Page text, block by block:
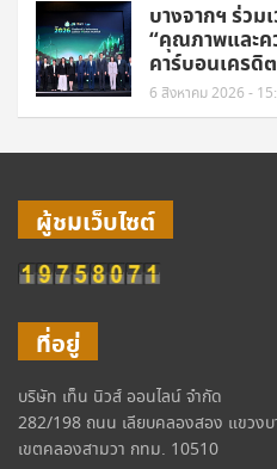
บางจากฯ ร่วม
“คุณภาพและค
คาร์บอนเครดิต
6 สิงหาคม 2026 -
ผู้ชมเว็บไซต์
ที่อยู่
บริษัท เท็น นิวส์ ออนไลน์ จำกัด
282/198 ถนน เลียบคลองสอง แขวง
เขตคลองสามวา กทม. 10510